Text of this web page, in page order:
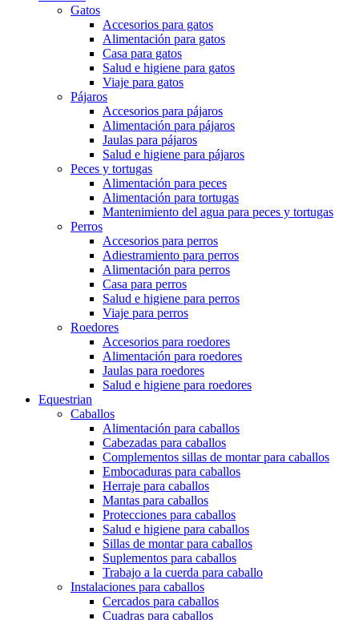
Gatos
Accesorios para gatos
Alimentación para gatos
Casa para gatos
Salud e higiene para gatos
Viaje para gatos
Pájaros
Accesorios para pájaros
Alimentación para pájaros
Jaulas para pájaros
Salud e higiene para pájaros
Peces y tortugas
Alimentación para peces
Alimentación para tortugas
Mantenimiento del agua para peces y tortugas
Perros
Accesorios para perros
Adiestramiento para perros
Alimentación para perros
Casa para perros
Salud e higiene para perros
Viaje para perros
Roedores
Accesorios para roedores
Alimentación para roedores
Jaulas para roedores
Salud e higiene para roedores
Equestrian
Caballos
Alimentación para caballos
Cabezadas para caballos
Complementos sillas de montar para caballos
Embocaduras para caballos
Herraje para caballos
Mantas para caballos
Protecciones para caballos
Salud e higiene para caballos
Sillas de montar para caballos
Suplementos para caballos
Trabajo a la cuerda para caballo
Instalaciones para caballos
Cercados para caballos
Cuadras para caballos